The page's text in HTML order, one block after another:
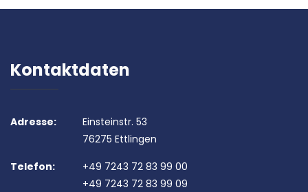
Kontaktdaten
Adresse:
Einsteinstr. 53
76275 Ettlingen
Telefon:
+49 7243 72 83 99 00
+49 7243 72 83 99 09